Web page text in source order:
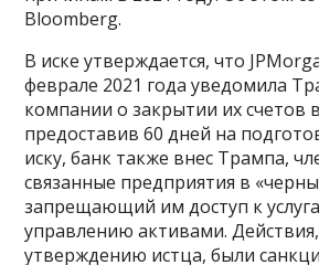
Bloomberg.
В иске утверждается, что
феврале 2021 года уведомила
компании о закрытии их счетов
предоставив 60 дней на
иску, банк также внес Трампа,
связанные предприятия в
запрещающий им доступ к
управлению активами.
утверждению истца, были